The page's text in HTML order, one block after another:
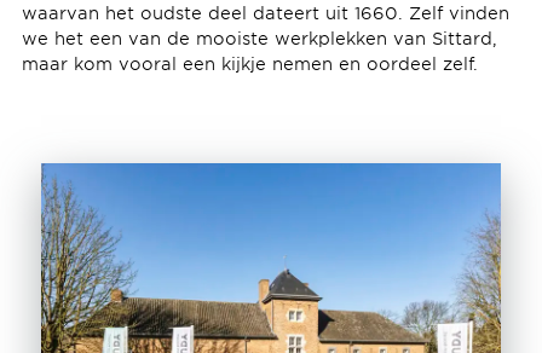
waarvan het oudste deel dateert uit 1660. Zelf vinden
we het een van de mooiste werkplekken van Sittard,
maar kom vooral een kijkje nemen en oordeel zelf.